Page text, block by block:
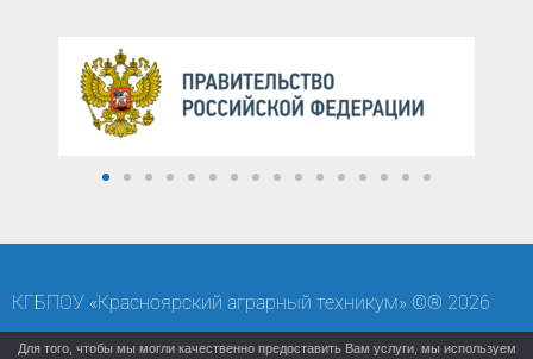
КГБПОУ «Красноярский аграрный техникум» ©® 2026
Карта сайта Старая версия (архивный сайт)
Для того, чтобы мы могли качественно предоставить Вам услуги, мы используем